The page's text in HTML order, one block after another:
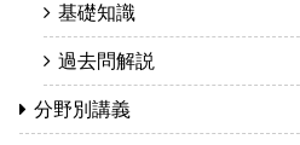
基礎知識
過去問解説
分野別講義